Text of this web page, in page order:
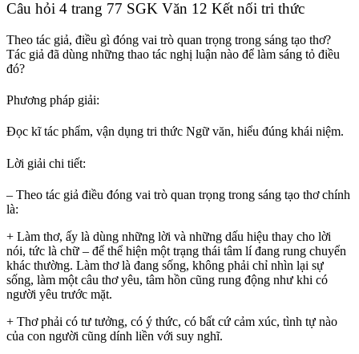
Câu hỏi 4 trang 77 SGK Văn 12 Kết nối tri thức
Theo tác giả, điều gì đóng vai trò quan trọng trong sáng tạo thơ?
Tác giả đã dùng những thao tác nghị luận nào để làm sáng tỏ điều
đó?
Phương pháp giải:
Đọc kĩ tác phẩm, vận dụng tri thức Ngữ văn, hiểu đúng khái niệm.
Lời giải chi tiết:
– Theo tác giả điều đóng vai trò quan trọng trong sáng tạo thơ chính
là:
+ Làm thơ, ấy là dùng những lời và những dấu hiệu thay cho lời
nói, tức là chữ – để thể hiện một trạng thái tâm lí đang rung chuyển
khác thường. Làm thơ là đang sống, không phải chỉ nhìn lại sự
sống, làm một câu thơ yêu, tâm hồn cũng rung động như khi có
người yêu trước mặt.
+ Thơ phải có tư tưởng, có ý thức, có bất cứ cảm xúc, tình tự nào
của con người cũng dính liền với suy nghĩ.